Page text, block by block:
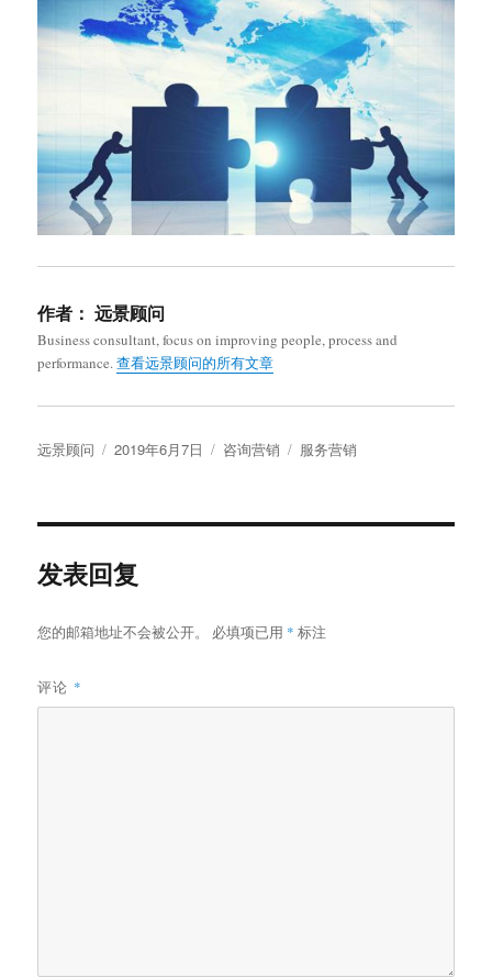
作者： 远景顾问
Business consultant, focus on improving people, process and
performance.查看远景顾问的所有文章
作
远景顾问
发
2019年6月7日
分
咨询营销
标
服务营销
发表回复
您的邮箱地址不会被公开。 必填项已用 * 标注
评论 *